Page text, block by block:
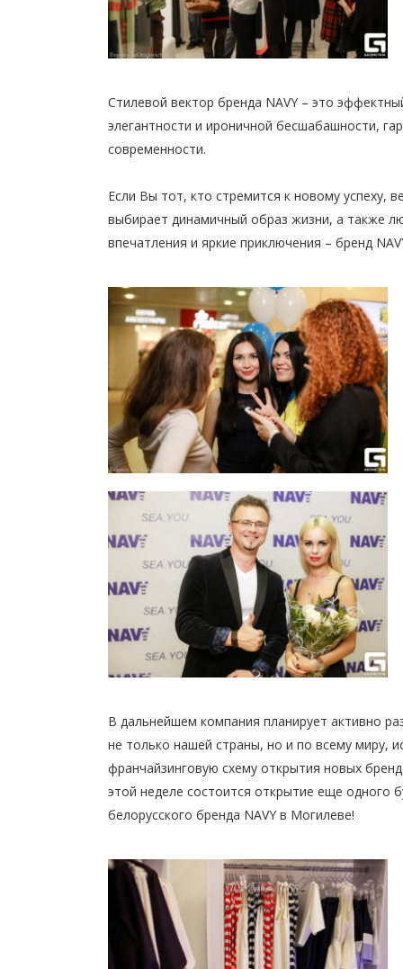
Стилевой вектор бренда NAVY – это
элегантности и ироничной бесшабашности,
современности.
Если Вы тот, кто стремится к новому успеху,
выбирает динамичный образ жизни, а также
впечатления и яркие приключения – бренд
В дальнейшем компания планирует активно
не только нашей страны, но и по всему миру,
франчайзинговую схему открытия новых
этой неделе состоится открытие еще одного
белорусского бренда NAVY в Могилеве!